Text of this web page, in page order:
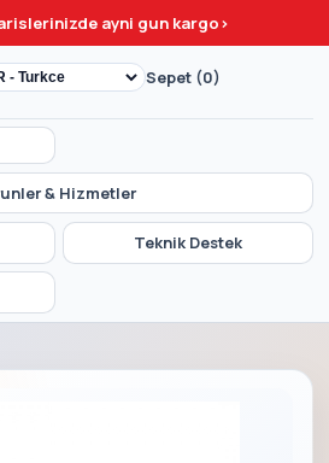
ayni gun kargo>
& Hizmetler
Teknik Destek
Sepet (0)